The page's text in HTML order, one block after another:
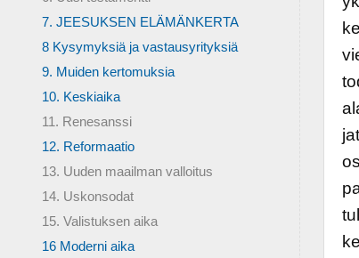
7. JEESUKSEN ELÄMÄNKERTA
8 Kysymyksiä ja vastausyrityksiä
9. Muiden kertomuksia
10. Keskiaika
11. Renesanssi
12. Reformaatio
13. Uuden maailman valloitus
14. Uskonsodat
15. Valistuksen aika
16 Moderni aika